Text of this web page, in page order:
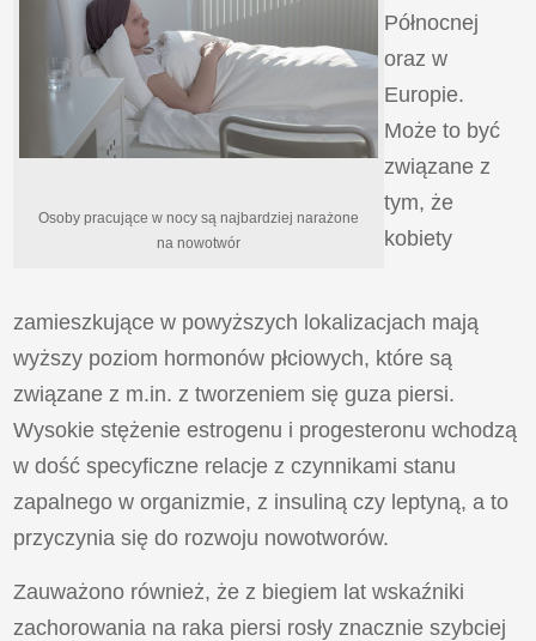
Osoby pracujące w nocy są najbardziej narażone
na nowotwór
Północnej
oraz w
Europie.
Może to być
związane z
tym, że
kobiety
zamieszkujące w powyższych lokalizacjach mają
wyższy poziom hormonów płciowych, które są
związane z m.in. z tworzeniem się guza piersi.
Wysokie stężenie estrogenu i progesteronu wchodzą
w dość specyficzne relacje z czynnikami stanu
zapalnego w organizmie, z insuliną czy leptyną, a to
przyczynia się do rozwoju nowotworów.
Zauważono również, że z biegiem lat wskaźniki
zachorowania na raka piersi rosły znacznie szybciej